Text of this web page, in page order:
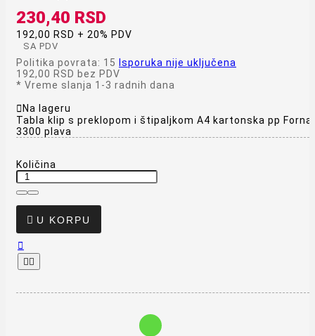
230,40 RSD
192,00 RSD + 20% PDV
SA PDV
Politika povrata: 15
Isporuka nije uključena
192,00 RSD bez PDV
* Vreme slanja 1-3 radnih dana
 Na lageru
Tabla klip s preklopom i štipaljkom A4 kartonska pp
3300 plava
Količina
 U KORPU

 